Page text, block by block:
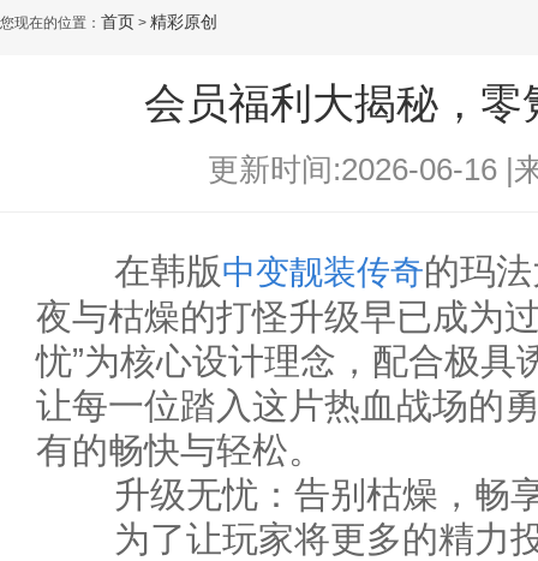
您现在的位置： 首页 > 精彩原创
会员福利大揭秘，零
更新时间:2026-06-16 |
在韩版中变靓装传奇的玛
夜与枯燥的打怪升级早已成为
忧”为核心设计理念，配合极具
让每一位踏入这片热血战场的
有的畅快与轻松。
升级无忧：告别枯燥，畅
为了让玩家将更多的精力